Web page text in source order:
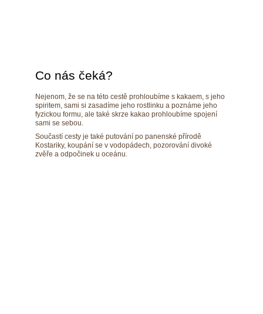
Co nás čeká?
Nejenom, že se na této cestě prohloubíme s kakaem, s jeho
spiritem, sami si zasadíme jeho rostlinku a poznáme jeho
fyzickou formu, ale také skrze kakao prohloubíme spojení
sami se sebou.
Součastí cesty je také putování po panenské přírodě
Kostariky, koupání se v vodopádech, pozorování divoké
zvěře a odpočinek u oceánu.